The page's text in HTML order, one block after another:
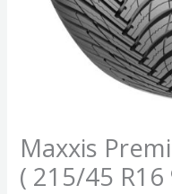
Maxxis
( 215/45 R16